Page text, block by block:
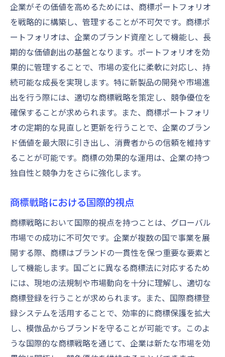
企業がその価値を高めるためには、商標ポートフォリオ
を戦略的に構築し、管理することが不可欠です。商標ポ
ートフォリオは、企業のブランド資産として機能し、長
期的な価値創出の基盤となります。ポートフォリオを効
果的に管理することで、市場の変化に柔軟に対応し、持
続可能な成長を実現します。特に新製品の開発や市場進
出を行う際には、適切な商標戦略を策定し、競争優位を
確保することが求められます。また、商標ポートフォリ
オの定期的な見直しと更新を行うことで、企業のブラン
ド価値を最大限に引き出し、消費者からの信頼を維持す
ることが可能です。商標の効果的な運用は、企業の持つ
独自性と競争力をさらに強化します。
商標戦略における国際的視点
商標戦略において国際的視点を持つことは、グローバル
市場での成功に不可欠です。企業が複数の国で事業を展
開する際、商標はブランドの一貫性を保つ重要な要素と
して機能します。国ごとに異なる商標法に対応するため
には、現地の法規制や市場動向を十分に理解し、適切な
商標登録を行うことが求められます。また、国際商標登
録システムを活用することで、効率的に商標保護を拡大
し、模倣品からブランドを守ることが可能です。このよ
うな国際的な商標戦略を通じて、企業は新たな市場を効